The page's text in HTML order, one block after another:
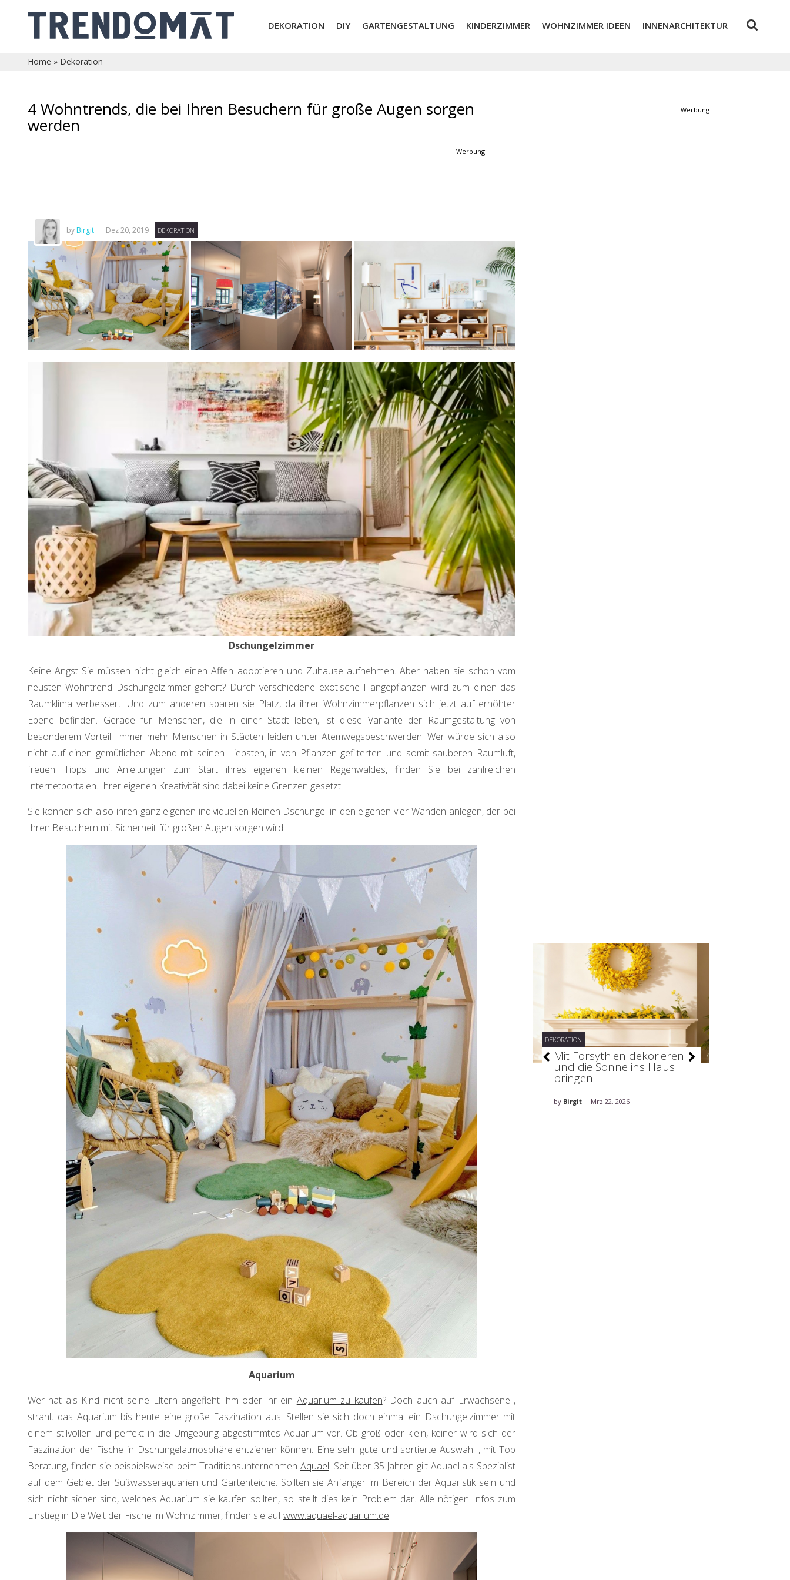
DEKORATION DIY GARTENGESTALTUNG KINDERZIMMER WOHNZIMMER IDEEN INNENARCHITEKTUR
Home » Dekoration
4 Wohntrends, die bei Ihren Besuchern für große Augen sorgen
werden
Werbung
by Birgit Dez 20, 2019 DEKORATION
Dschungelzimmer
Keine Angst Sie müssen nicht gleich einen Affen adoptieren und Zuhause aufnehmen. Aber haben sie schon vom
neusten Wohntrend Dschungelzimmer gehört? Durch verschiedene exotische Hängepflanzen wird zum einen das
Raumklima verbessert. Und zum anderen sparen sie Platz, da ihrer Wohnzimmerpflanzen sich jetzt auf erhöhter
Ebene befinden. Gerade für Menschen, die in einer Stadt leben, ist diese Variante der Raumgestaltung von
besonderem Vorteil. Immer mehr Menschen in Städten leiden unter Atemwegsbeschwerden. Wer würde sich also
nicht auf einen gemütlichen Abend mit seinen Liebsten, in von Pflanzen gefilterten und somit sauberen Raumluft,
freuen. Tipps und Anleitungen zum Start ihres eigenen kleinen Regenwaldes, finden Sie bei zahlreichen
Internetportalen. Ihrer eigenen Kreativität sind dabei keine Grenzen gesetzt.
Sie können sich also ihren ganz eigenen individuellen kleinen Dschungel in den eigenen vier Wänden anlegen, der bei
Ihren Besuchern mit Sicherheit für großen Augen sorgen wird.
Aquarium
Wer hat als Kind nicht seine Eltern angefleht ihm oder ihr ein Aquarium zu kaufen? Doch auch auf Erwachsene ,
strahlt das Aquarium bis heute eine große Faszination aus. Stellen sie sich doch einmal ein Dschungelzimmer mit
einem stilvollen und perfekt in die Umgebung abgestimmtes Aquarium vor. Ob groß oder klein, keiner wird sich der
Faszination der Fische in Dschungelatmosphäre entziehen können. Eine sehr gute und sortierte Auswahl , mit Top
Beratung, finden sie beispielsweise beim Traditionsunternehmen Aquael. Seit über 35 Jahren gilt Aquael als Spezialist
auf dem Gebiet der Süßwasseraquarien und Gartenteiche. Sollten sie Anfänger im Bereich der Aquaristik sein und
sich nicht sicher sind, welches Aquarium sie kaufen sollten, so stellt dies kein Problem dar. Alle nötigen Infos zum
Einstieg in Die Welt der Fische im Wohnzimmer, finden sie aufwww.aquael-aquarium.de.
Werbung
DEKORATION
Halloween Fingerfood –
schnelle Ideen zum
Gruselfest
by Birgit Okt 20, 2025
DEKORATION
Mit Forsythien dekorieren
und die Sonne ins Haus
bringen
by Birgit Mrz 22, 2026